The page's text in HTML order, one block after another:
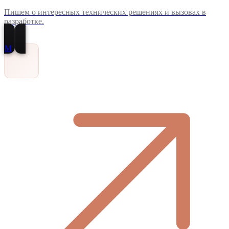
Пишем о интересных технических решениях и вызовах в
разработке.
M